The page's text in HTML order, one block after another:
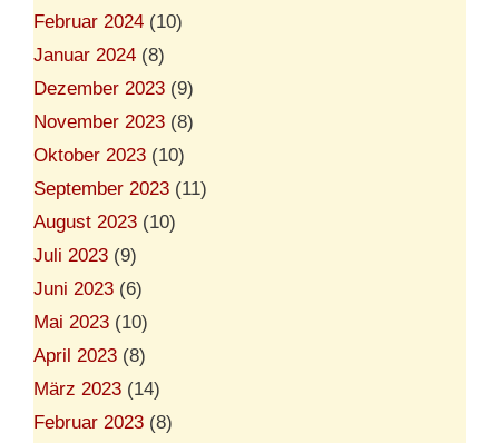
Februar 2024 (10)
Januar 2024 (8)
Dezember 2023 (9)
November 2023 (8)
Oktober 2023 (10)
September 2023 (11)
August 2023 (10)
Juli 2023 (9)
Juni 2023 (6)
Mai 2023 (10)
April 2023 (8)
März 2023 (14)
Februar 2023 (8)